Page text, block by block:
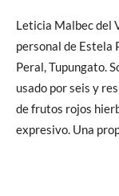
Leticia Malbec del
personal de Estela
Peral, Tupungato.
usado por seis y
de frutos rojos
expresivo. Una